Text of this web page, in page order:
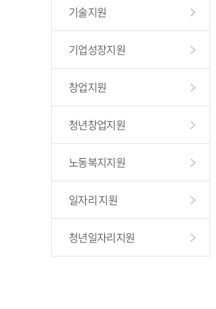
기술지원
기업성장지원
창업지원
청년창업지원
노동복지지원
일자리 지원
청년일자리지원